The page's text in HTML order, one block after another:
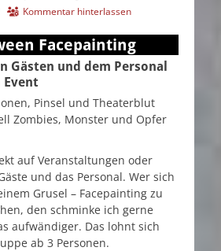
Kommentar hinterlassen
Facepainting
Gästen und dem Personal
Pinsel und Theaterblut
Zombies, Monster und Opfer
auf Veranstaltungen oder
und das Personal. Wer sich
Grusel – Facepainting zu
den schminke ich gerne
aufwändiger. Das lohnt sich
ab 3 Personen.